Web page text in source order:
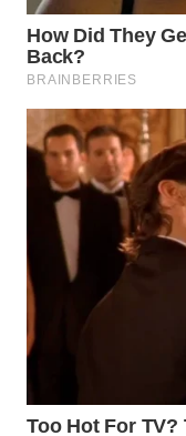
WN
PRIANGAN
TIMUR
WN
SEMARANG
WN
SOLO
WN
MADURA